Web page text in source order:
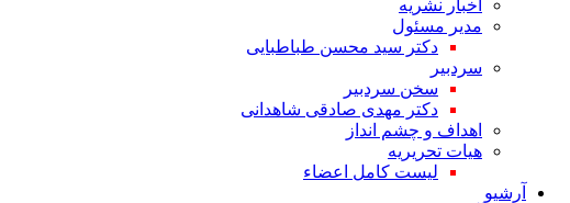
اخبار نشریه
مدیر مسئول
دکتر سید محسن طباطبایی
سردبیر
سخن سردبیر
دکتر مهدی صادقی شاهدانی
اهداف و چشم انداز
هیات تحریریه
لیست کامل اعضاء
آرشیو